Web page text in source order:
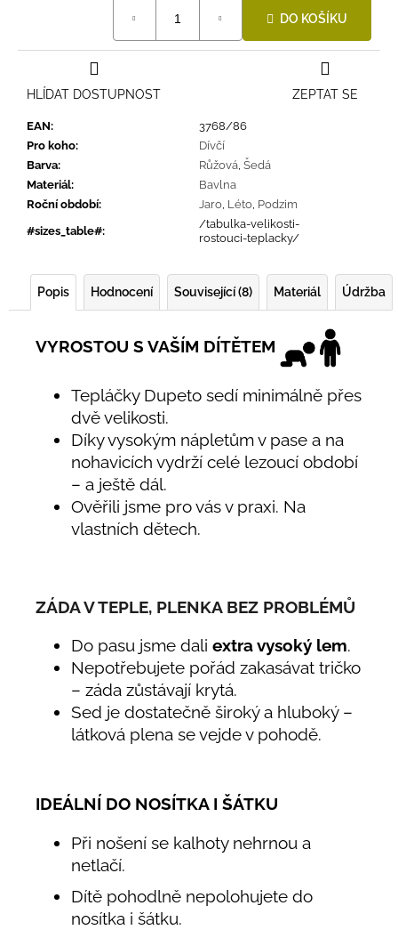
DO KOŠÍKU
EAN:
3768/86
Pro koho:
Dívčí
Barva: Růžová, Šedá
Materiál:
Bavlna
Roční období: Jaro, Léto, Podzim
#sizes_table#:
/tabulka-velikosti-
rostouci-teplacky/
ZEPTAT SE
HLÍDAT DOSTUPNOST
Popis Hodnocení Související (8) Materiál Údržba
VYROSTOU S VAŠÍM DÍTĚTEM
Tepláčky Dupeto sedí minimálně přes
dvě velikosti.
Díky vysokým nápletům v pase a na
nohavicích vydrží celé lezoucí období
– a ještě dál.
Ověřili jsme pro vás v praxi. Na
vlastních dětech.
ZÁDA V TEPLE, PLENKA BEZ PROBLÉMŮ
Do pasu jsme dali extra vysoký lem.
Nepotřebujete pořád zakasávat tričko
– záda zůstávají krytá.
Sed je dostatečně široký a hluboký –
látková plena se vejde v pohodě.
IDEÁLNÍ DO NOSÍTKA I ŠÁTKU
Při nošení se kalhoty nehrnou a
netlačí.
Dítě pohodlně nepolohujete do
nosítka i šátku.